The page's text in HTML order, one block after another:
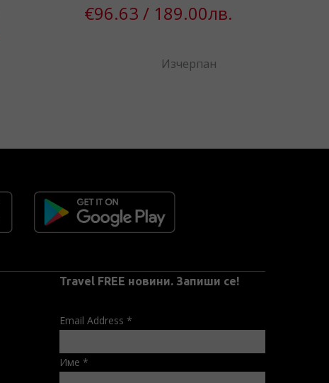
€96.63 / 189.00лв.
Изчерпан
Travel FREE новини. Запиши се!
Email Address *
Име *